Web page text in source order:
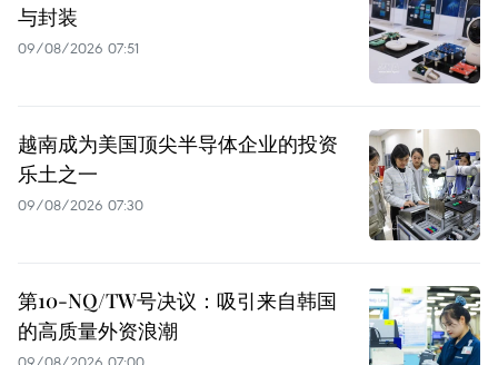
与封装
09/08/2026 07:51
越南成为美国顶尖半导体企业的投资
乐土之一
09/08/2026 07:30
第10-NQ/TW号决议：吸引来自韩国
的高质量外资浪潮